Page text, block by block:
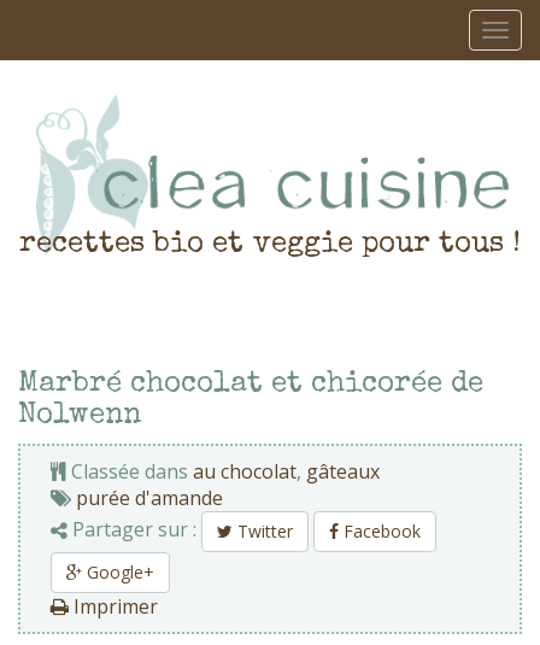
recettes bio et veggie pour tous !
Marbré chocolat et chicorée de
Nolwenn
Classée dans au chocolat, gâteaux
purée d'amande
Partager sur :
Twitter
Facebook
Google+
Imprimer